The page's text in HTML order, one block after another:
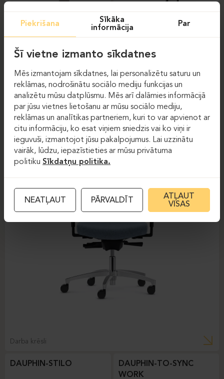
Darba krēsli Darba krēsli
DAUPHIN-SHAPE MESH
Darba krēsli
DAUPHIN-STILO
DAUPHIN-TO-SYNC
WORK
Piekrišana
Sīkāka
informācija
Par
Šī vietne izmanto sīkdatnes
Mēs izmantojam sīkdatnes, lai personalizētu saturu un
reklāmas, nodrošinātu sociālo mediju funkcijas un
analizētu mūsu datplūsmu. Mēs arī dalāmies informācijā
par jūsu vietnes lietošanu ar mūsu sociālo mediju,
reklāmas un analītikas partneriem, kuri to var apvienot ar
citu informāciju, ko esat viņiem sniedzis vai ko viņi ir
ieguvuši, izmantojot jūsu pakalpojumus. Lai uzzinātu
vairāk, lūdzu, iepazīstieties ar mūsu privātuma
politiku Sīkdatņu politika.
NEATĻAUT PĀRVALDĪT
ATĻAUT
VISAS